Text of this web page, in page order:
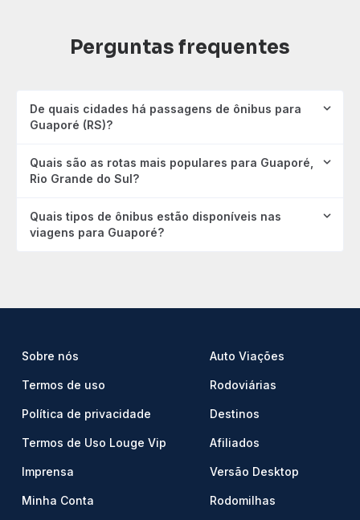
Perguntas frequentes
De quais cidades há passagens de ônibus para
Guaporé (RS)?
Quais são as rotas mais populares para Guaporé,
Rio Grande do Sul?
Quais tipos de ônibus estão disponíveis nas
viagens para Guaporé?
Sobre nós
Termos de uso
Política de privacidade
Termos de Uso Louge Vip
Imprensa
Minha Conta
Auto Viações
Rodoviárias
Destinos
Afiliados
Versão Desktop
Rodomilhas